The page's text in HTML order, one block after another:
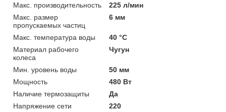
Макс. производительность
225 л/мин
Макс. размер
пропускаемых частиц
6 мм
Макс. температура воды
40 °C
Материал рабочего
колеса
Чугун
Мин. уровень воды
50 мм
Мощность
480 Вт
Наличие термозащиты
Да
Напряжение сети
220